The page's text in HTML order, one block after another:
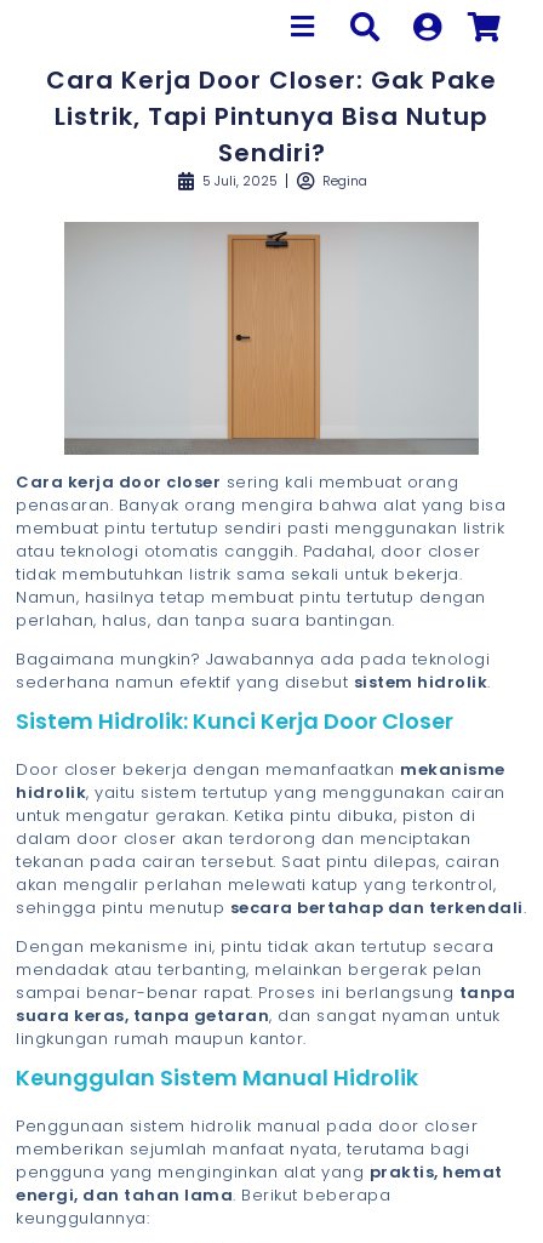
Cara Kerja Door Closer: Gak Pake
Listrik, Tapi Pintunya Bisa Nutup
Sendiri?
5 Juli, 2025 Regina
Cara kerja door closer sering kali membuat orang
penasaran. Banyak orang mengira bahwa alat yang bisa
membuat pintu tertutup sendiri pasti menggunakan listrik
atau teknologi otomatis canggih. Padahal, door closer
tidak membutuhkan listrik sama sekali untuk bekerja.
Namun, hasilnya tetap membuat pintu tertutup dengan
perlahan, halus, dan tanpa suara bantingan.
Bagaimana mungkin? Jawabannya ada pada teknologi
sederhana namun efektif yang disebut sistem hidrolik.
Sistem Hidrolik: Kunci Kerja Door Closer
Door closer bekerja dengan memanfaatkan mekanisme
hidrolik, yaitu sistem tertutup yang menggunakan cairan
untuk mengatur gerakan. Ketika pintu dibuka, piston di
dalam door closer akan terdorong dan menciptakan
tekanan pada cairan tersebut. Saat pintu dilepas, cairan
akan mengalir perlahan melewati katup yang terkontrol,
sehingga pintu menutup secara bertahap dan terkendali.
Dengan mekanisme ini, pintu tidak akan tertutup secara
mendadak atau terbanting, melainkan bergerak pelan
sampai benar-benar rapat. Proses ini berlangsung tanpa
suara keras, tanpa getaran, dan sangat nyaman untuk
lingkungan rumah maupun kantor.
Keunggulan Sistem Manual Hidrolik
Penggunaan sistem hidrolik manual pada door closer
memberikan sejumlah manfaat nyata, terutama bagi
pengguna yang menginginkan alat yang praktis, hemat
energi, dan tahan lama. Berikut beberapa
keunggulannya: